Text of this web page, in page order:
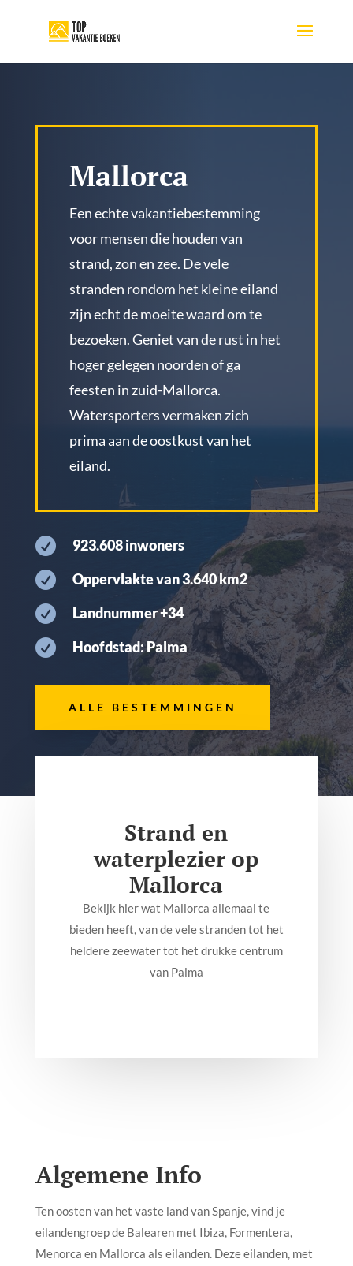
Mallorca
Een echte vakantiebestemming
voor mensen die houden van
strand, zon en zee. De vele
stranden rondom het kleine eiland
zijn echt de moeite waard om te
bezoeken. Geniet van de rust in het
hoger gelegen noorden of ga
feesten in zuid-Mallorca.
Watersporters vermaken zich
prima aan de oostkust van het
eiland.
 923.608 inwoners
 Oppervlakte van 3.640 km2
 Landnummer +34
 Hoofdstad: Palma
ALLE BESTEMMINGEN
Strand en
waterplezier op
Mallorca
Bekijk hier wat Mallorca allemaal te
bieden heeft, van de vele stranden tot het
heldere zeewater tot het drukke centrum
van Palma
Algemene Info
Ten oosten van het vaste land van Spanje, vind je
eilandengroep de Balearen met Ibiza, Formentera,
Menorca en Mallorca als eilanden. Deze eilanden, met